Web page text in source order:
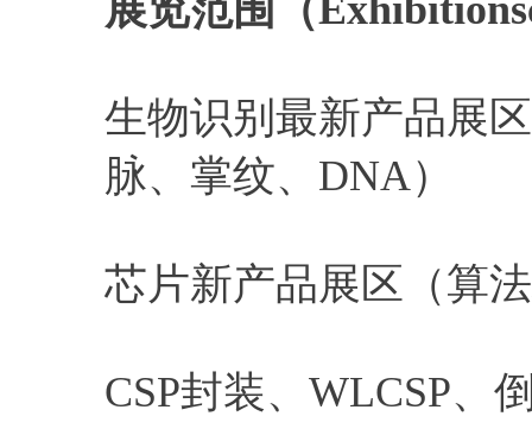
展览范围（
生物识别最新产品展
脉、掌纹、DNA）
芯片新产品展区（算
CSP封装、WLCSP、